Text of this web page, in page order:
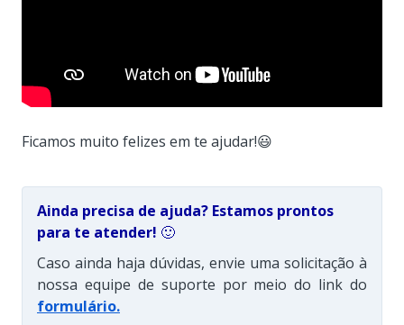
Ficamos muito felizes em te ajudar!😃
Ainda precisa de ajuda? Estamos prontos
para te atender! 🙂
Caso ainda haja dúvidas, envie uma solicitação à
nossa equipe de suporte por meio do link do
formulário.